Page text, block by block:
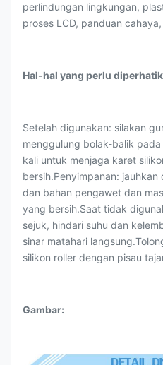
perlindungan lingkungan,
proses LCD, panduan
Hal-hal yang perlu
Setelah digunakan: silakan
menggulung bolak-balik
kali untuk menjaga karet
bersih.Penyimpanan:
dan bahan pengawet dan
yang bersih.Saat tidak
sejuk, hindari suhu dan
sinar matahari
silikon roller dengan pisau
Gambar: